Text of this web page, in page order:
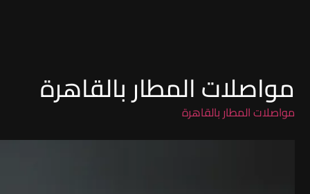
مواصلات المطار بالقاهرة
مواصلات المطار بالقاهرة